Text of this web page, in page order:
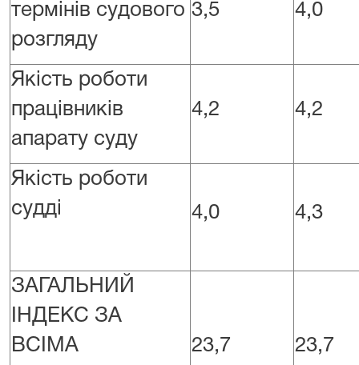
термінів судового
розгляду
3,5 4,0
Якість роботи
працівників
апарату суду
4,2 4,2
Якість роботи
судді
4,0 4,3
ЗАГАЛЬНИЙ
ІНДЕКС ЗА
ВСІМА
23,7 23,7